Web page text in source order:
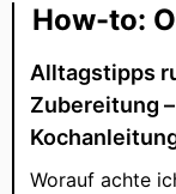
How-to:
Alltagstipps
Zubereitung
Worauf achte